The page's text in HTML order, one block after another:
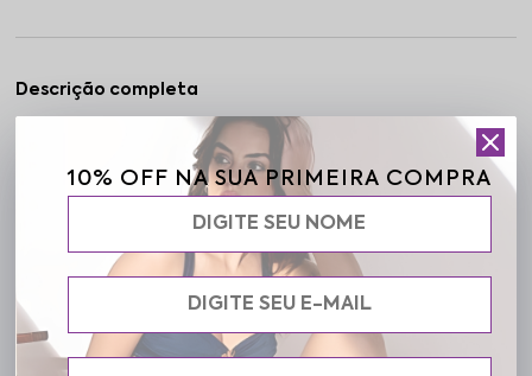
Descrição completa
Código identificador (SKU):03 06 292000-009
Jaqueta Fitness 292 Lysa: ideal para treinos e dias mais frescos,
une conforto e estilo em uma peça versátil. Com tecido leve e
ajuste confortável, é perfeita para aquecer sem limitar seus
Especificações
10% OFF NA SUA PRIMEIRA COMPRA